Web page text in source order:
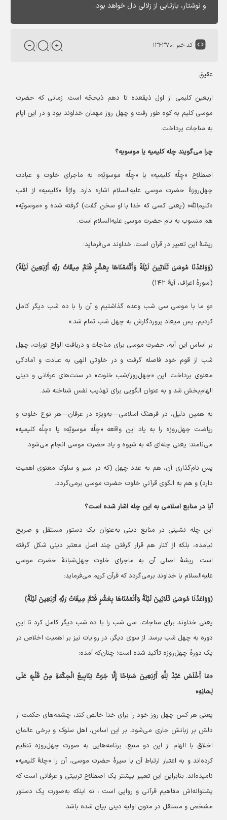
و نوشتار، بازتابی از زلالی دل خواهد بود.
کد خبر :۱۳۶۳۷۰
عقیق:
اربعین کلیمی از اول ذیقعده تا دهم ذیحجّه است. زمانی که حضرت
موسی کلیم به کوه طور رفت و چهل روز مهمان خداوند بود و در این ایام
به مناجات پرداخت.
چرا می‌گویند چله کلیمیه یا موسویه؟
اصطلاح «چِلّه کلیمیه» یا «چِلّه موسویّه» به ماجرای خلوت و عبادت
چهل‌روزهٔ حضرت موسی علیه‌السلام اشاره دارد. واژهٔ «کلیمیه» از لقب
«کلیم‌الله» (یعنی کسی که خدا با او سخن گفت) گرفته شده و «موسویّه»
هم منسوب به نام حضرت موسی علیه‌السلام است.
ریشهٔ این تعبیر در قرآن است. خداوند می‌فرماید:
﴿وَوَاعَدْنَا مُوسَیٰ ثَلَاثِینَ لَیْلَةً وَأَتْمَمْنَاهَا بِعَشْرٍ فَتَمَّ مِیقَاتُ رَبِّهِ أَرْبَعِینَ لَیْلَةً﴾
(سورهٔ اعراف، آیهٔ ۱۴۲)
«و ما با موسی سی شب وعده گذاشتیم و آن را با ده شب دیگر کامل
کردیم، پس میعاد پروردگارش به چهل شب تمام شد.»
بر اساس این آیه، حضرت موسی برای مناجات و دریافت الواح تورات، چهل
شب از قوم خود فاصله گرفت و در خلوتی الهی به عبادت و آمادگی
معنوی پرداخت. این «چهل‌روز/شب خلوت» در سنت‌های عرفانی و دینی
الهام‌بخش شد و به عنوان الگویی برای تهذیب نفس شناخته شد.
به همین دلیل، در فرهنگ اسلامی—به‌ویژه در عرفان—هر نوع خلوت و
ریاضت چهل‌روزه را به یاد این واقعه «چِلّه موسویّه» یا «چِلّه کلیمیه»
می‌نامند؛ یعنی چله‌ای که به شیوه و یاد حضرت موسی انجام می‌شود.
پس نام‌گذاری آن، هم به عدد چهل (که در سیر و سلوک معنوی اهمیت
دارد) و هم به الگوی قرآنیِ خلوت حضرت موسی برمی‌گردد.
آیا در منابع اسلامی به این چله اشار شده است؟
این چله نشینی در منابع دینی به‌عنوان یک دستور مستقل و صریح
نیامده، بلکه از کنار هم قرار گرفتن چند اصل معتبر دینی شکل گرفته
است. ریشهٔ اصلی آن به ماجرای خلوت چهل‌شبانهٔ حضرت موسی
علیه‌السلام با خداوند برمی‌گردد که قرآن کریم می‌فرماید:
﴿وَوَاعَدْنَا مُوسَیٰ ثَلَاثِینَ لَیْلَةً وَأَتْمَمْنَاهَا بِعَشْرٍ فَتَمَّ مِیقَاتُ رَبِّهِ أَرْبَعِینَ لَیْلَةً﴾
یعنی خداوند برای مناجات، سی شب را با ده شب دیگر کامل کرد تا این
دوره به چهل شب برسد. از سوی دیگر، در روایات نیز بر اهمیت اخلاص در
یک دورهٔ چهل‌روزه تأکید شده است؛ چنان‌که آمده:
«مَا أَخْلَصَ عَبْدٌ لِلَّهِ أَرْبَعِینَ صَبَاحًا إِلَّا جَرَتْ یَنَابِیعُ الْحِکْمَةِ مِنْ قَلْبِهِ عَلَی
لِسَانِهِ»
یعنی هر کس چهل روز خود را برای خدا خالص کند، چشمه‌های حکمت از
دلش بر زبانش جاری می‌شود. بر این اساس، اهل سلوک و برخی عالمان
اخلاق با الهام از این دو منبع، برنامه‌هایی به صورت چهل‌روزه تنظیم
کرده‌اند و به اعتبار ارتباط آن با سیرهٔ حضرت موسی، آن را «چلهٔ کلیمیه»
نامیده‌اند. بنابراین این تعبیر بیشتر یک اصطلاح تربیتی و عرفانی است که
پشتوانه‌اش مفاهیم قرآنی و روایی است ، نه اینکه به‌صورت یک دستور
مشخص و مستقل در متون اولیه دینی بیان شده باشد.